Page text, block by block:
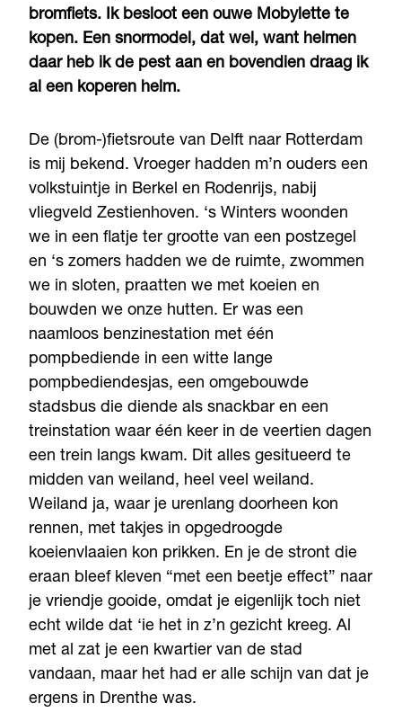
bromfiets. Ik besloot een ouwe Mobylette te
kopen. Een snormodel, dat wel, want helmen
daar heb ik de pest aan en bovendien draag ik
al een koperen helm.
De (brom-)fietsroute van Delft naar Rotterdam
is mij bekend. Vroeger hadden m’n ouders een
volkstuintje in Berkel en Rodenrijs, nabij
vliegveld Zestienhoven. ‘s Winters woonden
we in een flatje ter grootte van een postzegel
en ‘s zomers hadden we de ruimte, zwommen
we in sloten, praatten we met koeien en
bouwden we onze hutten. Er was een
naamloos benzinestation met één
pompbediende in een witte lange
pompbediendesjas, een omgebouwde
stadsbus die diende als snackbar en een
treinstation waar één keer in de veertien dagen
een trein langs kwam. Dit alles gesitueerd te
midden van weiland, heel veel weiland.
Weiland ja, waar je urenlang doorheen kon
rennen, met takjes in opgedroogde
koeienvlaaien kon prikken. En je de stront die
eraan bleef kleven “met een beetje effect” naar
je vriendje gooide, omdat je eigenlijk toch niet
echt wilde dat ‘ie het in z’n gezicht kreeg. Al
met al zat je een kwartier van de stad
vandaan, maar het had er alle schijn van dat je
ergens in Drenthe was.